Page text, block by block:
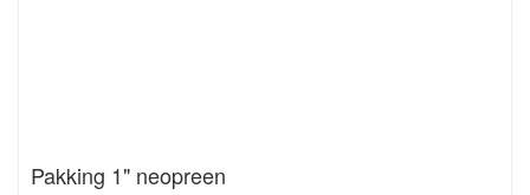
Pakking 1" neopreen